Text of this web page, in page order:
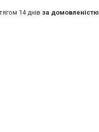
14 днів за домовленістю